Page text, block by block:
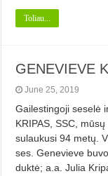
Toliau...
GENEVIEVE
June 25, 2019
Gailestingoji seselė
KRIPAS, SSC,
sulaukusi 94 metų.
ses. Genevieve
duktė; a.a. Julia